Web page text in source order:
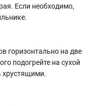
Если необходимо,
горизонтально на две
подогрейте на сухой
хрустящими.